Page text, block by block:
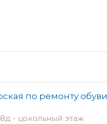
по ремонту обуви
- цокольный этаж